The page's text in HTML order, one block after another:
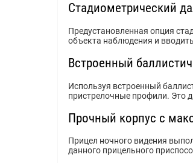
Стадиометрический
Предустановленная опция
объекта наблюдения и
Встроенный
Используя встроенный
пристрелочные профили. Это
Прочный корпус с
Прицел ночного видения
данного прицельного